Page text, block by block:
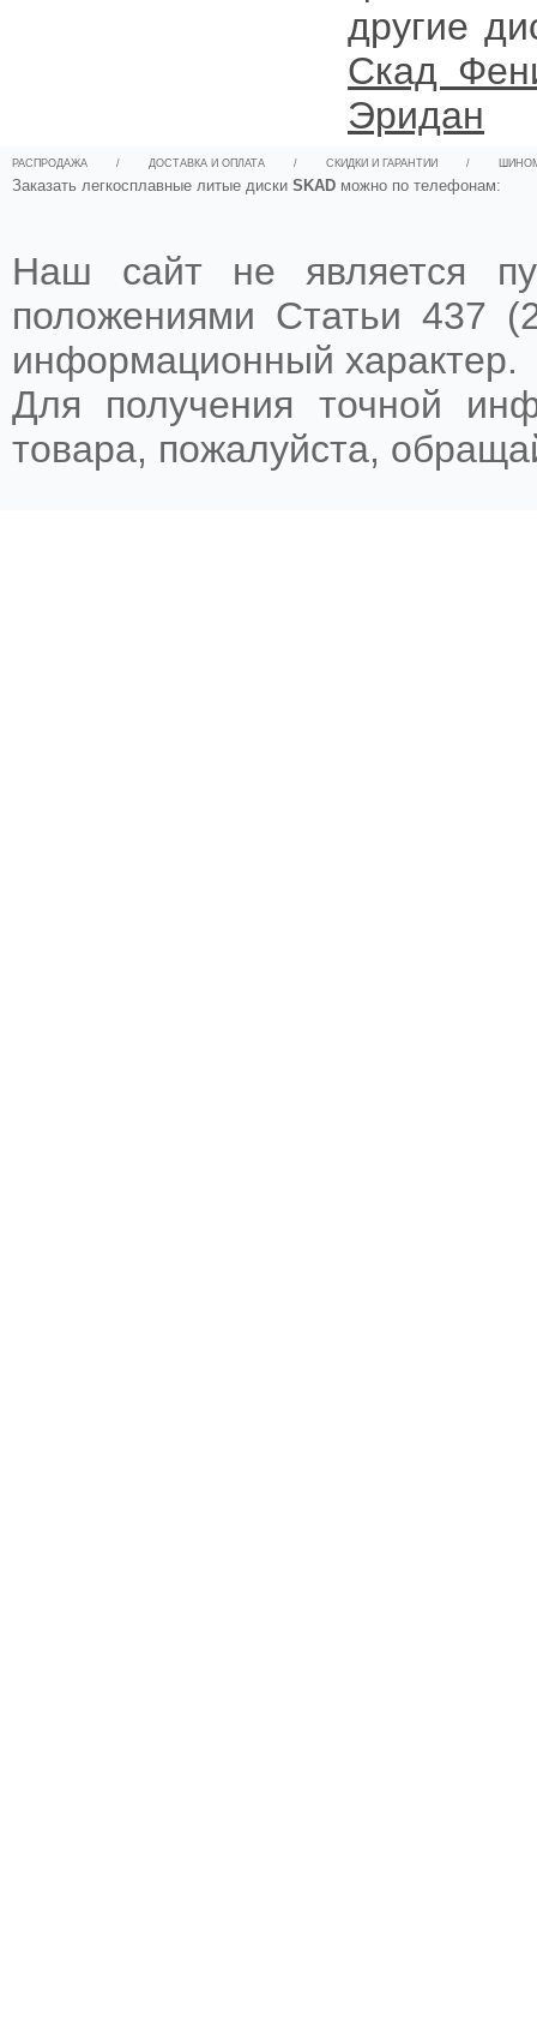
другие
Скад
Эридан
РАСПРОДАЖА / ДОСТАВКА И ОПЛАТА / СКИДКИ И ГАРАНТИИ /
Заказать легкосплавные литые диски SKAD можно по телефонам:
Наш сайт не является
положениями Статьи 437
информационный характер.
Для получения точной
товара, пожалуйста,